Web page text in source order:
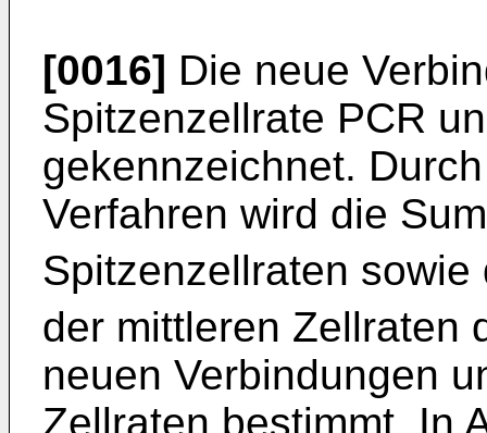
[0016] Die neue
Spitzenzellrate PCR
gekennzeichnet.
Verfahren wird die
Spitzenzellraten sowie
der mittleren Zellraten
neuen Verbindungen
Zellraten bestimmt. In